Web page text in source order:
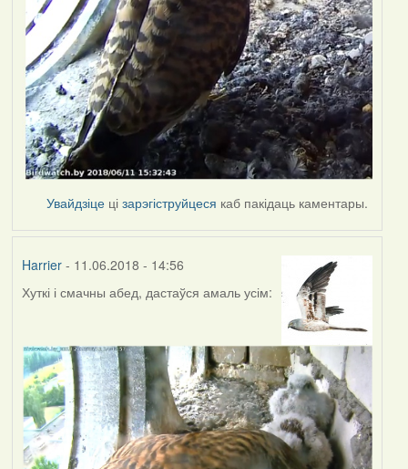
Увайдзіце цізарэгіструйцеся каб пакідаць каментары.
Harrier- 11.06.2018 - 14:56
Хуткі і смачны абед, дастаўся амаль усім: